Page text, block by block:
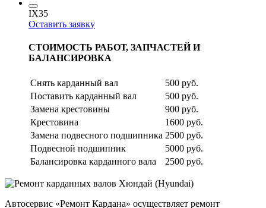
IX35
Оставить заявку
СТОИМОСТЬ РАБОТ, ЗАПЧАСТЕЙ И
БАЛАНСИРОВКА
Снять карданный вал
500 руб.
Поставить карданный вал
500 руб.
Замена крестовины
900 руб.
Крестовина
1600 руб.
Замена подвесного подшипника 2500 руб.
Подвесной подшипник
5000 руб.
Балансировка карданного вала
2500 руб.
Автосервис «Ремонт Кардана» осуществляет ремонт